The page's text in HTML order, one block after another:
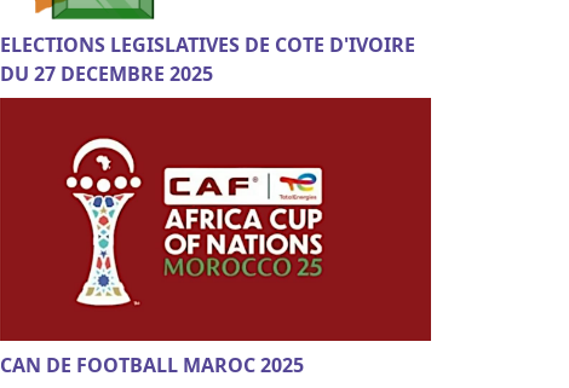
ELECTIONS LEGISLATIVES DE COTE D'IVOIRE
DU 27 DECEMBRE 2025
CAN DE FOOTBALL MAROC 2025